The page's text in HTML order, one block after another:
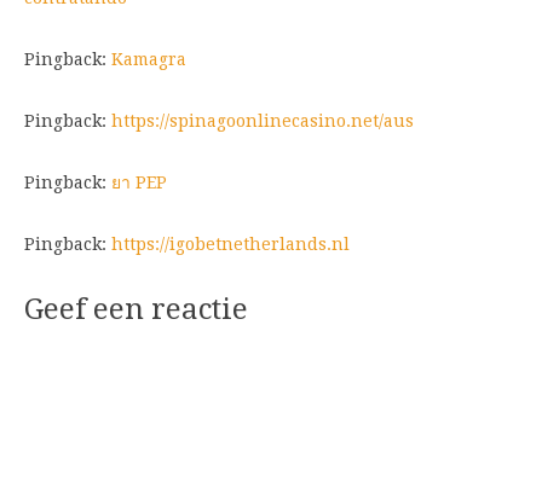
Pingback: Kamagra
Pingback: https://spinagoonlinecasino.net/aus
Pingback: ยา PEP
Pingback: https://igobetnetherlands.nl
Geef een reactie